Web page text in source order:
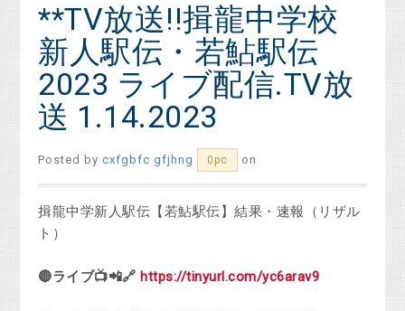
**TV放送!!揖龍中学校
新人駅伝・若鮎駅伝
2023 ライブ配信.TV放
送 1.14.2023
Posted bycxfgbfc gfjhng 0pc on
揖龍中学新人駅伝【若鮎駅伝】結果・速報（リザル
ト）
🔴ライブ📺📲🔗 https://tinyurl.com/yc6arav9